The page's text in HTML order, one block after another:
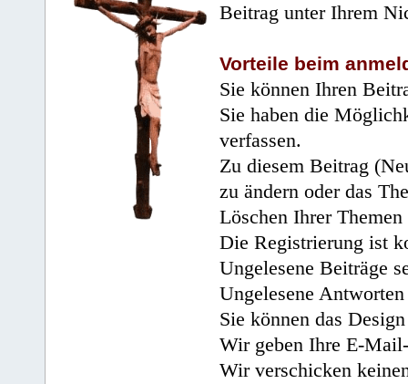
Beitrag unter Ihrem
Vorteile beim
Sie können Ihren
Sie haben die
verfassen.
Zu diesem Beitrag
zu ändern oder das
Löschen Ihrer
Die Registrierung ist
Ungelesene Beiträge
Ungelesene
Sie können das
Wir geben Ihre E-
Wir verschicken